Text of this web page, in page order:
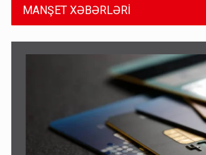
MANŞET XƏBƏRLƏRİ